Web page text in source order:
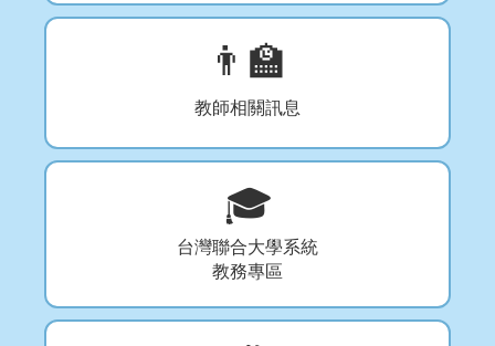
👨‍🏫
教師相關訊息
🎓
台灣聯合大學系統
教務專區